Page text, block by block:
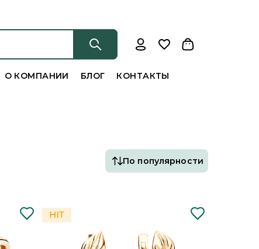
О КОМПАНИИ БЛОГ КОНТАКТЫ
По популярности